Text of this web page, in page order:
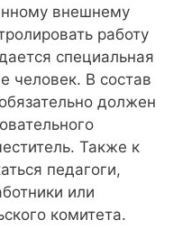
внешнему
работу
специальная
человек. В состав
должен
Также к
педагоги,
или
комитета.